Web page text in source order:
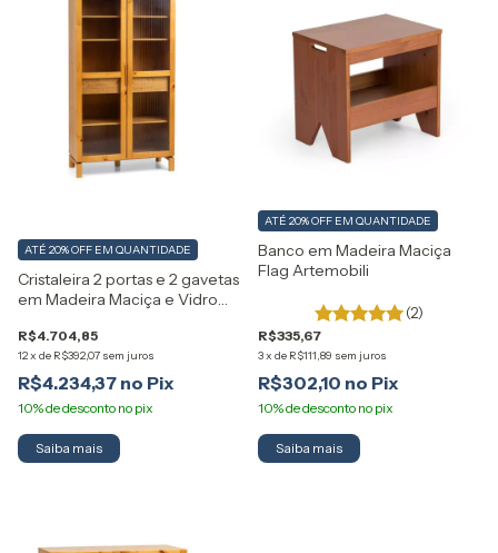
Cristaleira 2 portas e 2 gavetas
em Madeira Maciça e Vidro
R$4.704,85
12x de R$392,07 sem juros
ATÉ 20% OFF EM QUANTIDADE
R$4.234,37
Banco em Madeira Maciça
Flag Artemobili
(2)
R$335,67
3x de R$111,89 sem juros
ATÉ 20% OFF EM QUANTIDADE
R$302,10